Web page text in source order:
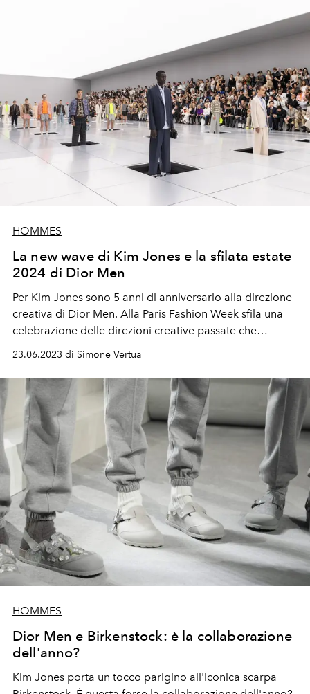
HOMMES
La new wave di Kim Jones e la sfilata estate
2024 di Dior Men
Per Kim Jones sono 5 anni di anniversario alla direzione
creativa di Dior Men. Alla Paris Fashion Week sfila una
celebrazione delle direzioni creative passate che
23.06.2023 di Simone Vertua
HOMMES
Dior Men e Birkenstock: è la collaborazione
dell'anno?
Kim Jones porta un tocco parigino all'iconica scarpa